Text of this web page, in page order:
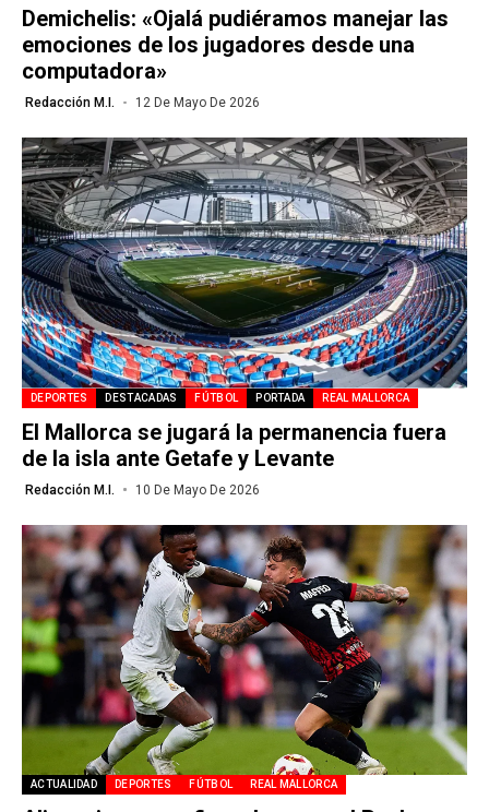
Demichelis: «Ojalá pudiéramos manejar las
emociones de los jugadores desde una
computadora»
Redacción M.I. 12 De Mayo De 2026
DEPORTES DESTACADAS FÚTBOL PORTADA REAL MALLORCA
El Mallorca se jugará la permanencia fuera
de la isla ante Getafe y Levante
Redacción M.I. 10 De Mayo De 2026
ACTUALIDAD DEPORTES FÚTBOL REAL MALLORCA